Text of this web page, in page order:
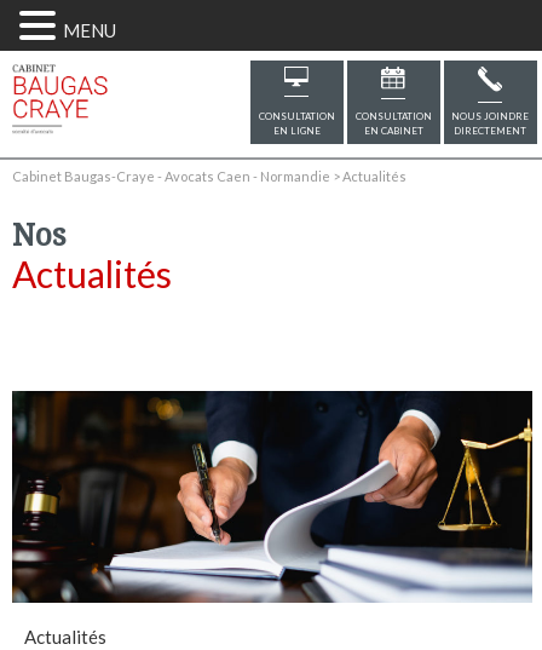
CONSULTATION
EN LIGNE
CONSULTATION
EN CABINET
NOUS JOINDRE
DIRECTEMENT
Cabinet Baugas-Craye - Avocats Caen - Normandie >Actualités
Nos
Actualités
Actualités
MENU